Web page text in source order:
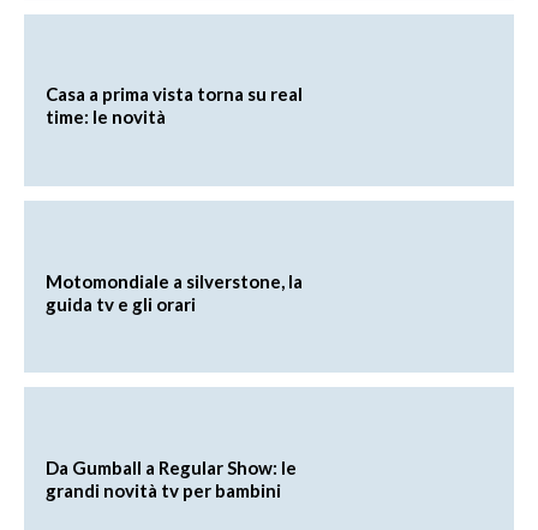
Casa a prima vista torna su real
time: le novità
Motomondiale a silverstone, la
guida tv e gli orari
Da Gumball a Regular Show: le
grandi novità tv per bambini